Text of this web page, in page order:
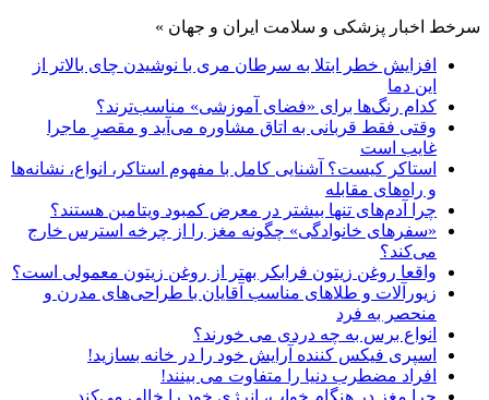
سرخط اخبار پزشکی و سلامت ایران و جهان »
افزایش خطر ابتلا به سرطان مری با نوشیدن چای بالاتر از
این دما
کدام رنگ‌ها برای «فضای آموزشی» مناسب‌ترند؟
وقتی فقط قربانی به اتاق مشاوره می‌آید و مقصرِ ماجرا
غایب است
استاکر کیست؟ آشنایی کامل با مفهوم استاکر، انواع، نشانه‌ها
و راه‌های مقابله
چرا آدم‌های تنها بیشتر در معرض کمبود ویتامین هستند؟
«سفرهای خانوادگی» چگونه مغز را از چرخه استرس خارج
می‌کند؟
واقعا روغن زیتون فرابکر بهتر از روغن زیتون معمولی است؟
زیورآلات و طلاهای مناسب آقایان با طراحی‌های مدرن و
منحصر به فرد
انواع برس به چه دردی می خورند؟
اسپری فیکس کننده آرایش خود را در خانه بسازید!
افراد مضطرب دنیا را متفاوت می بینند!